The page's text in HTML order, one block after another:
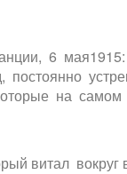
6
на
витал вокруг